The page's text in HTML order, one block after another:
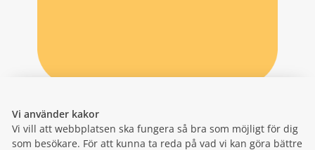
Vi använder kakor
Vi vill att webbplatsen ska fungera så bra som möjligt för dig
som besökare. För att kunna ta reda på vad vi kan göra bättre